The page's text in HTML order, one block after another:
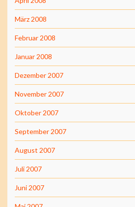
März 2008
Februar 2008
Januar 2008
Dezember 2007
November 2007
Oktober 2007
September 2007
August 2007
Juli 2007
Juni 2007